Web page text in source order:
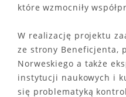
które wzmocniły
W realizację projektu
ze strony Beneficjenta,
Norweskiego a także
instytucji naukowych i
się problematyką